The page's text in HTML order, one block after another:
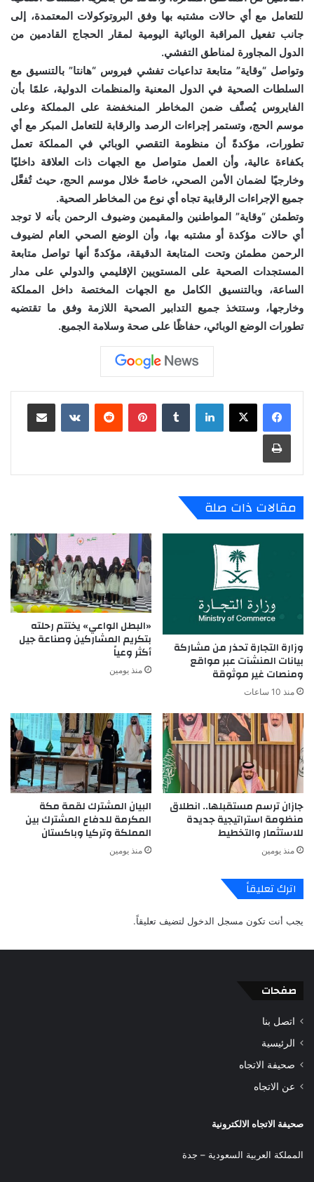
للتعامل مع أي حالات مشتبه بها وفق البروتوكولات المعتمدة، إلى
جانب تفعيل المراقبة الوبائية اليومية لمقار الحجاج القادمين من
الدول المجاورة لمناطق التفشي.
وتواصل “وقاية” متابعة تداعيات تفشي فيروس “هانتا” بالتنسيق مع
السلطات الصحية في الدول المعنية والمنظمات الدولية، علمًا بأن
الفايروس يُصنَّف ضمن المخاطر المنخفضة على المملكة وعلى
موسم الحج، وتستمر إجراءات الرصد والرقابة للتعامل المبكر مع أي
تطورات، مؤكدةً أن منظومة التقصي الوبائي في المملكة تعمل
بكفاءة عالية، وأن العمل متواصل مع الجهات ذات العلاقة داخليًا
وخارجيًا لضمان الأمن الصحي، خاصةً خلال موسم الحج، حيث تُفعَّل
جميع الإجراءات الرقابية تجاه أي نوع من المخاطر الصحية.
وتطمئن “وقاية” المواطنين والمقيمين وضيوف الرحمن بأنه لا توجد
أي حالات مؤكدة أو مشتبه بها، وأن الوضع الصحي العام لضيوف
الرحمن مطمئن وتحت المتابعة الدقيقة، مؤكدةً أنها تواصل متابعة
المستجدات الصحية على المستويين الإقليمي والدولي على مدار
الساعة، وبالتنسيق الكامل مع الجهات المختصة داخل المملكة
وخارجها، وستتخذ جميع التدابير الصحية اللازمة وفق ما تقتضيه
تطورات الوضع الوبائي، حفاظًا على صحة وسلامة الجميع.
لينكدإن بينتيريست
مقالات ذات صلة
وزارة التجارة تحذر من مشاركة
بيانات المنشآت عبر مواقع
ومنصات غير موثوقة
منذ 10 ساعات
«البطل الواعي» يختتم رحلته
بتكريم المشاركين وصناعة جيل
أكثر وعياً
منذ يومين
جازان ترسم مستقبلها.. انطلاق
منظومة استراتيجية جديدة
للاستثمار والتخطيط
منذ يومين
البيان المشترك لقمة مكة
المكرمة للدفاع المشترك بين
المملكة وتركيا وباكستان
منذ يومين
اترك تعليقاً
يجب أنت تكون مسجل الدخول لتضيف تعليقاً.
صفحات
اتصل بنا
الرئيسية
صحيفة الاتجاه
عن الاتجاه
صحيفة الاتجاه الالكترونية
المملكة العربية السعودية – جدة